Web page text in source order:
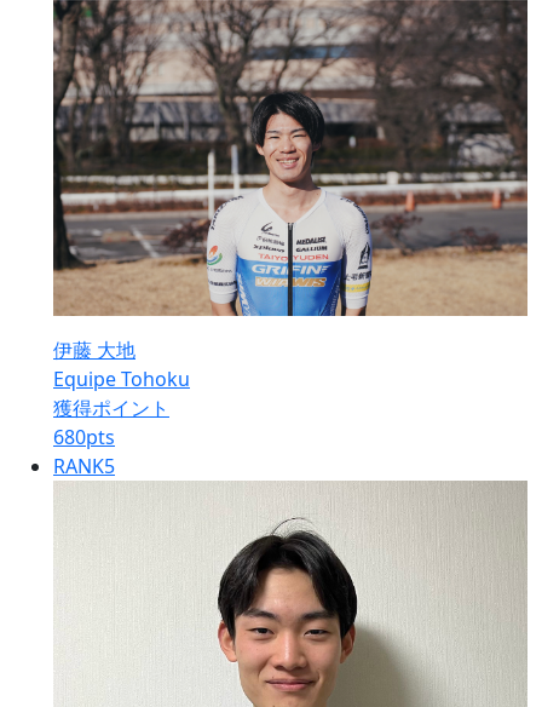
伊藤 大地
Equipe Tohoku
獲得ポイント
680pts
RANK5